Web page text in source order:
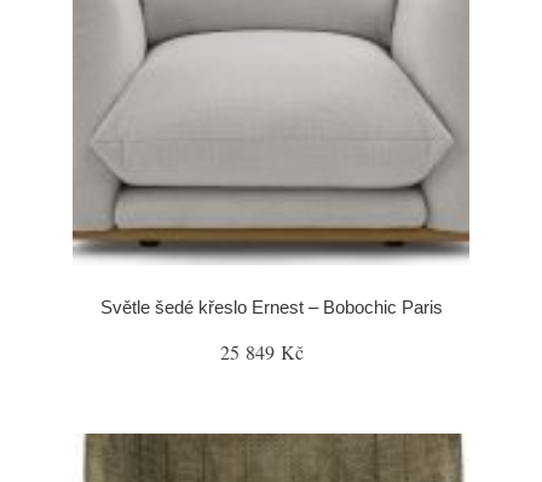
Světle šedé křeslo Ernest – Bobochic Paris
25 849 Kč